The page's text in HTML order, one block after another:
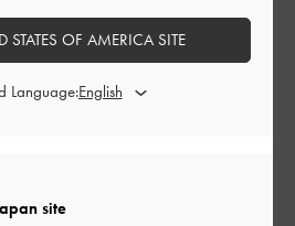
デザインも良いし、コスパも良くて
site
STATES OF AMERICA SITE
Language: